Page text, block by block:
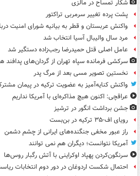
شکار تمساح در مالزی
پشت پرده تغییر سرمربی تراکتور
واکنش عربستان و قطر به بیانیه شورای امنیت
مرد سال والیبال آسیا انتخاب شد
عامل اصلی قتل حمیدرضا رجب‌زاده دستگیر شد
سرکشی فرمانده سپاه تهران از گردان‌های پدافند
نخستین تصویر مسی بعد از مرگ پدر
واکنش کنایه‌آمیز به عضویت ترکیه در پیمان
عراقچی: اکنون هیچ مذاکره‌ای با آمریکا نداریم
جشن برداشت انگور در ترشیز
رویای اف-۳۵ ترکیه در بن‌بست
راز عبور مخفی جنگنده‌های ایرانی از چشم دشمن
آمریکا نتوانست؛ دیگران هم نمی توانند
سرنگون‌کردن پهپاد اوکراینی با آتش رگبار روس‌ها
احتمال شکست اردوغان در دور دوم انتخابات